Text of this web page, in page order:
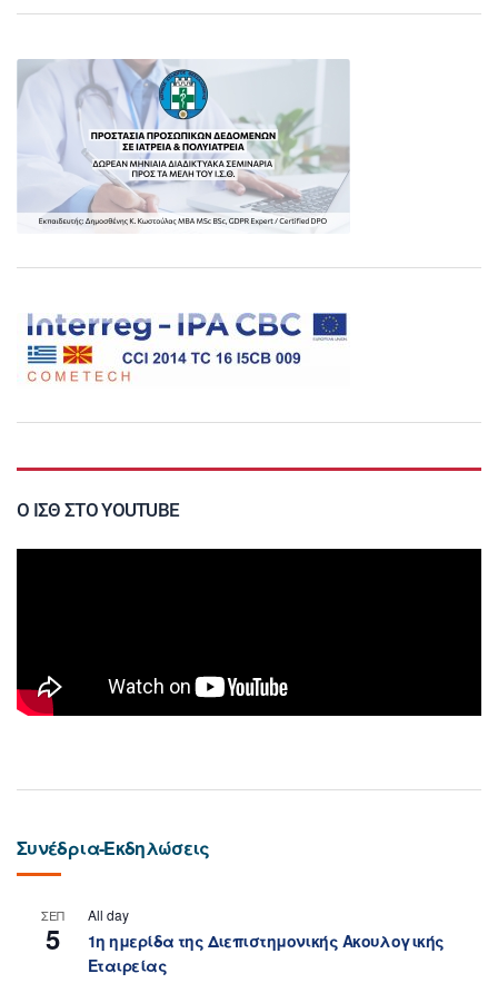
Ο ΙΣΘ ΣΤΟ YOUTUBE
Συνέδρια-Εκδηλώσεις
ΣΕΠ
5
All day
1η ημερίδα της Διεπιστημονικής Ακουλογικής
Εταιρείας